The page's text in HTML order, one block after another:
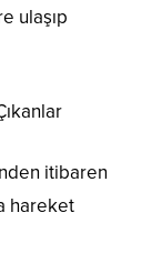
ulaşıp
itibaren
hareket